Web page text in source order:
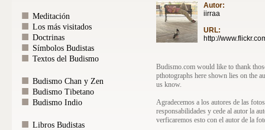
Autor:
iirraa
URL:
http://
Budismo.com would like to thank
pthotographs here shown lies on the
us know.
Agradecemos a los autores de las
responsabilidades y cede al autor la
verficaremos esto con el autor de la
Meditación
Los más visitados
Doctrinas
Símbolos Budistas
Textos del Budismo
Budismo Chan y Zen
Budismo Tibetano
Budismo Indio
Libros Budistas